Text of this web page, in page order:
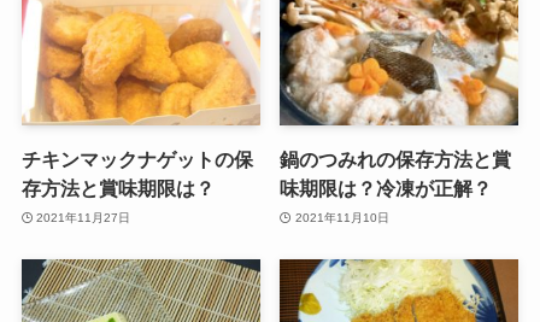
チキンマックナゲットの保
存方法と賞味期限は？
2021年11月27日
鍋のつみれの保存方法と賞
味期限は？冷凍が正解？
2021年11月10日